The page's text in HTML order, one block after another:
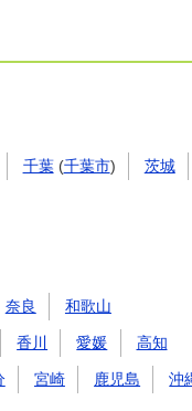
千葉(千葉市) 茨城
奈良 和歌山
香川 愛媛 高知
宮崎 鹿児島 沖